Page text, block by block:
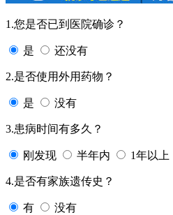
1.您是否已到医院确诊？
是 还没有
2.是否使用外用药物？
是 没有
3.患病时间有多久？
刚发现 半年内 1年以上
4.是否有家族遗传史？
有 没有